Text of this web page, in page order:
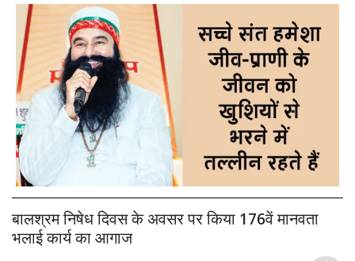
बालश्रम निषेध दिवस के अवसर पर किया 176वें मानवता
भलाई कार्य का आगाज